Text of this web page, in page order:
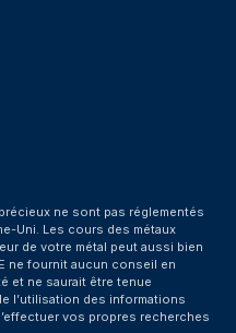
ne sont pas réglementés
Uni. Les cours des métaux
de votre métal peut aussi bien
ne fournit aucun conseil en
et ne saurait être tenue
l’utilisation des informations
vos propres recherches